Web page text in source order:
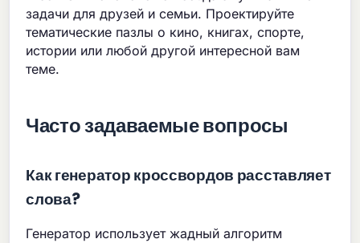
задачи для друзей и семьи. Проектируйте
тематические пазлы о кино, книгах, спорте,
истории или любой другой интересной вам
теме.
Часто задаваемые вопросы
Как генератор кроссвордов расставляет
слова?
Генератор использует жадный алгоритм